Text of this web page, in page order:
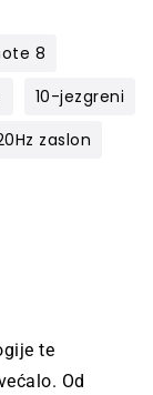
8
10-jezgreni
zaslon
te
Od